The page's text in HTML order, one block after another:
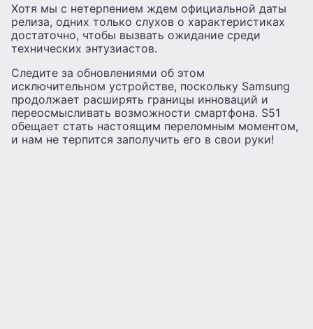
Хотя мы с нетерпением ждем официальной даты
релиза, одних только слухов о характеристиках
достаточно, чтобы вызвать ожидание среди
технических энтузиастов.
Следите за обновлениями об этом
исключительном устройстве, поскольку Samsung
продолжает расширять границы инноваций и
переосмысливать возможности смартфона. S51
обещает стать настоящим переломным моментом,
и нам не терпится заполучить его в свои руки!